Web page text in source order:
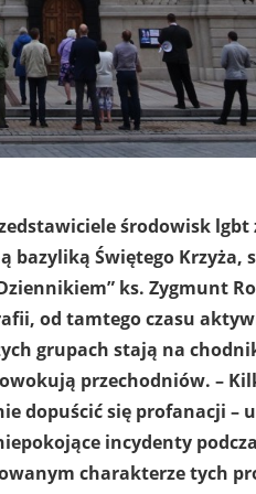
środowisk
bazyliką Świętego Krzyża,
ks. Zygmunt
od tamtego czasu
grupach stają na
przechodniów. –
dopuścić się profanacji –
incydenty
charakterze tych